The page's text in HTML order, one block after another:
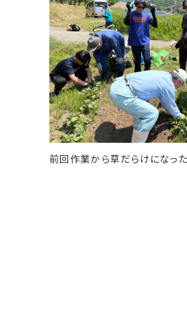
前回作業から草だらけになっ